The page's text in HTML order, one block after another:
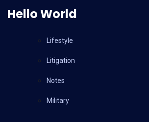
Hello World
Lifestyle
Litigation
Notes
Military